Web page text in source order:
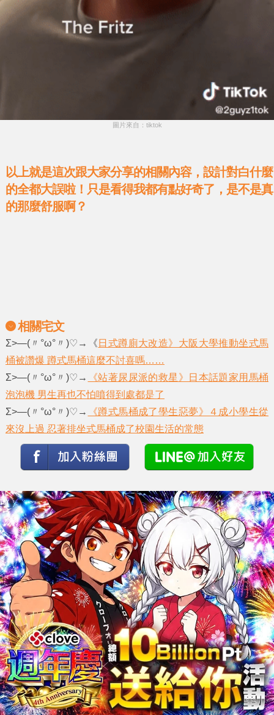
圖片來自：tiktok
以上就是這次跟大家分享的相關內容，設計對白什麼
的全都大誤啦！只是看得我都有點好奇了，是不是真
的那麼舒服啊？
相關宅文
Σ>―(〃°ω°〃)♡→《 日式蹲廁大改造》大阪大學推動坐式馬
桶被讚爆 蹲式馬桶這麼不討喜嗎……
Σ>―(〃°ω°〃)♡→
《站著尿尿派的救星》日本話題家用馬桶
泡泡機 男生再也不怕噴得到處都是了
Σ>―(〃°ω°〃)♡→
《蹲式馬桶成了學生惡夢》４成小學生從
來沒上過 忍著排坐式馬桶成了校園生活的常態